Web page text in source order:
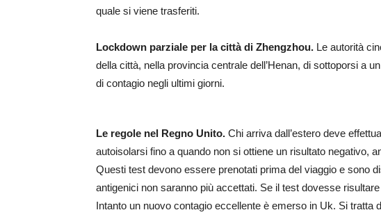
quale si viene trasferiti.
Lockdown parziale per la città di Zhengzhou. Le autorità
della città, nella provincia centrale dell’Henan, di sottoporsi a
di contagio negli ultimi giorni.
Le regole nel Regno Unito. Chi arriva dall’estero deve
autoisolarsi fino a quando non si ottiene un risultato negativo,
Questi test devono essere prenotati prima del viaggio e sono
antigenici non saranno più accettati. Se il test dovesse
Intanto un nuovo contagio eccellente è emerso in Uk. Si tratta